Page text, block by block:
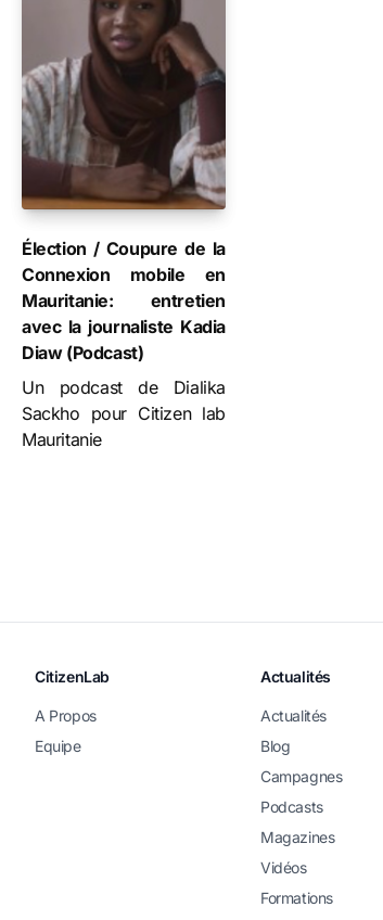
Élection / Coupure de la
Connexion mobile en
Mauritanie: entretien
avec la journaliste Kadia
Diaw (Podcast)
Un podcast de Dialika
Sackho pour Citizen lab
Mauritanie
CitizenLab
A Propos
Equipe
Actualités
Actualités
Blog
Campagnes
Podcasts
Magazines
Vidéos
Formations